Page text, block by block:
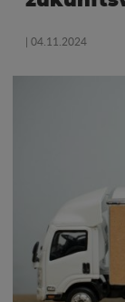
| 04.11.2024